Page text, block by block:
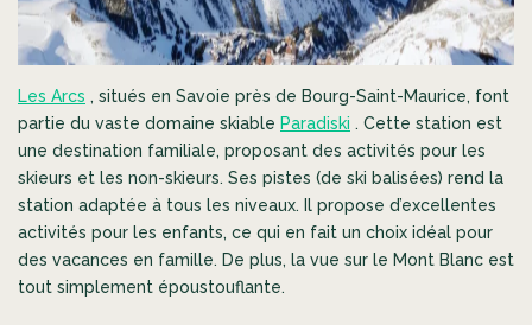
Les Arcs , situés en Savoie près de Bourg-Saint-Maurice, font
partie du vaste domaine skiable Paradiski . Cette station est
une destination familiale, proposant des activités pour les
skieurs et les non-skieurs. Ses pistes (de ski balisées) rend la
station adaptée à tous les niveaux. Il propose d’excellentes
activités pour les enfants, ce qui en fait un choix idéal pour
des vacances en famille. De plus, la vue sur le Mont Blanc est
tout simplement époustouflante.